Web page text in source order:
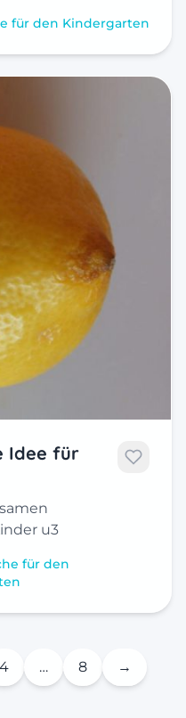
für den Kindergarten
Idee für
u3
für den
4 … 8 →